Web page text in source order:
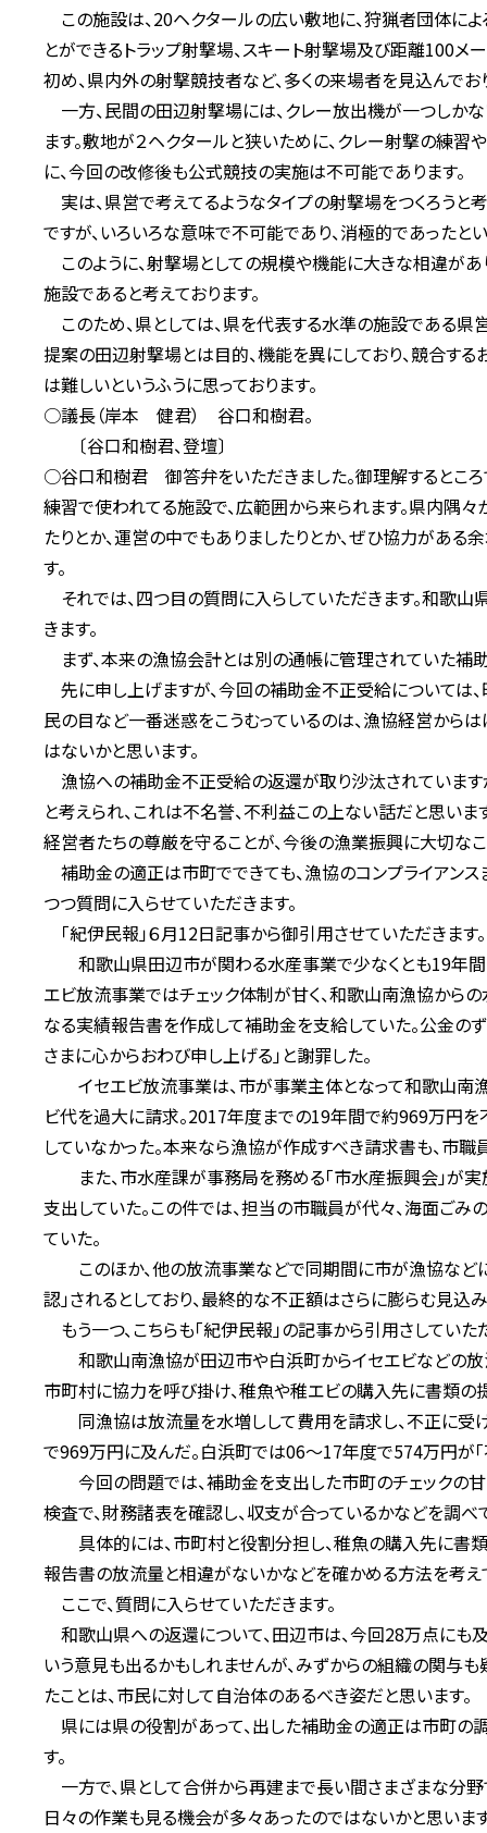
この施設は、20ヘクタールの広い敷地に、狩猟者団体に
とができるトラップ射撃場、スキート射撃場及び距離100
初め、県内外の射撃競技者など、多くの来場者を見込んでお
一方、民間の田辺射撃場には、クレー放出機が一つしか
ます。敷地が２ヘクタールと狭いために、クレー射撃の練
に、今回の改修後も公式競技の実施は不可能であります。
実は、県営で考えてるようなタイプの射撃場をつくろうと
ですが、いろいろな意味で不可能であり、消極的であったと
このように、射撃場としての規模や機能に大きな相違が
施設であると考えております。
このため、県としては、県を代表する水準の施設である
提案の田辺射撃場とは目的、機能を異にしており、競合す
は難しいというふうに思っております。
○議長（岸本 健君） 谷口和樹君。
〔谷口和樹君、登壇〕
○谷口和樹君 御答弁をいただきました。御理解するところ
練習で使われてる施設で、広範囲から来られます。県内隅
たりとか、運営の中でもありましたりとか、ぜひ協力があ
す。
それでは、四つ目の質問に入らしていただきます。和歌
きます。
まず、本来の漁協会計とは別の通帳に管理されていた補
先に申し上げますが、今回の補助金不正受給については、
民の目など一番迷惑をこうむっているのは、漁協経営から
はないかと思います。
漁協への補助金不正受給の返還が取り沙汰されていま
と考えられ、これは不名誉、不利益この上ない話だと思い
経営者たちの尊厳を守ることが、今後の漁業振興に大切なこ
補助金の適正は市町でできても、漁協のコンプライアン
つつ質問に入らせていただきます。
「紀伊民報」６月12日記事から御引用させていただきます。
和歌山県田辺市が関わる水産事業で少なくとも19年間
エビ放流事業ではチェック体制が甘く、和歌山南漁協か
なる実績報告書を作成して補助金を支給していた。公金の
さまに心からおわび申し上げる」と謝罪した。
イセエビ放流事業は、市が事業主体となって和歌山南漁
ビ代を過大に請求。2017年度までの19年間で約969万円
していなかった。本来なら漁協が作成すべき請求書も、市
また、市水産課が事務局を務める「市水産振興会」が
支出していた。この件では、担当の市職員が代々、海面ご
ていた。
このほか、他の放流事業などで同期間に市が漁協など
認」されるとしており、最終的な不正額はさらに膨らむ見込み
もう一つ、こちらも「紀伊民報」の記事から引用さしていた
和歌山南漁協が田辺市や白浜町からイセエビなどの放
市町村に協力を呼び掛け、稚魚や稚エビの購入先に書類の
同漁協は放流量を水増しして費用を請求し、不正に受
で969万円に及んだ。白浜町では06～17年度で574万円が「
今回の問題では、補助金を支出した市町のチェックの甘
検査で、財務諸表を確認し、収支が合っているかなどを調
具体的には、市町村と役割分担し、稚魚の購入先に書
報告書の放流量と相違がないかなどを確かめる方法を考え
ここで、質問に入らせていただきます。
和歌山県への返還について、田辺市は、今回28万点にも
いう意見も出るかもしれませんが、みずからの組織の関与も
たことは、市民に対して自治体のあるべき姿だと思います。
県には県の役割があって、出した補助金の適正は市町の
す。
一方で、県として合併から再建まで長い間さまざまな分
日々の作業も見る機会が多々あったのではないかと思いま